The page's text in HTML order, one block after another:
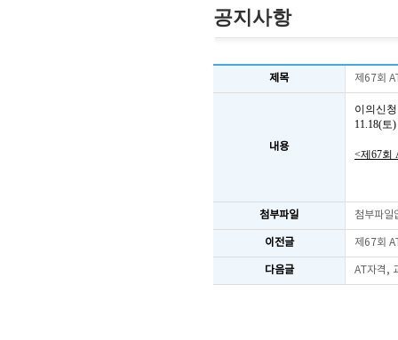
공지사항
제목 제67회
내용
이의신
11.18(토
<제67회
첨부파일 첨부파일
이전글 제67회
다음글 AT자격,